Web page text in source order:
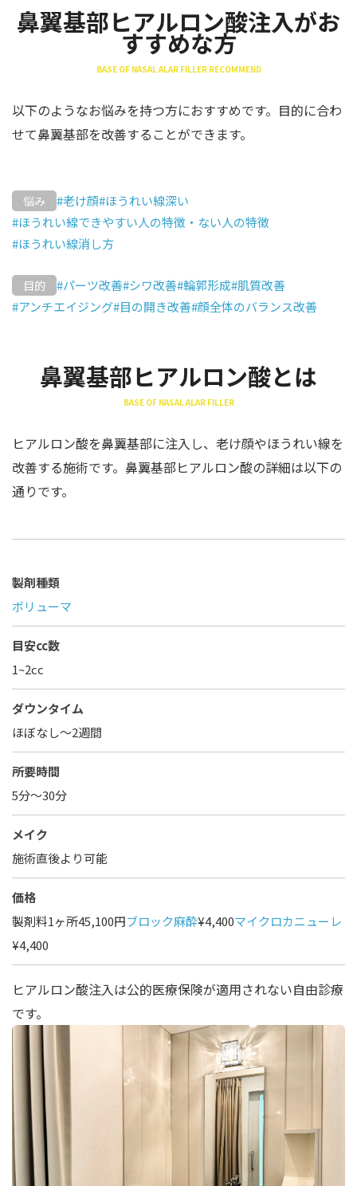
鼻翼基部ヒアルロン酸注入がお
すすめな方
BASE OF NASAL ALAR FILLER RECOMMEND
以下のようなお悩みを持つ方におすすめです。目的に合わ
せて鼻翼基部を改善することができます。
悩み #老け顔#ほうれい線深い
#ほうれい線できやすい人の特徴・ない人の特徴
#ほうれい線消し方
目的 #パーツ改善#シワ改善#輪郭形成#肌質改善
#アンチエイジング#目の開き改善#顔全体のバランス改善
鼻翼基部ヒアルロン酸とは
BASE OF NASAL ALAR FILLER
ヒアルロン酸を鼻翼基部に注入し、老け顔やほうれい線を
改善する施術です。鼻翼基部ヒアルロン酸の詳細は以下の
通りです。
製剤種類
ボリューマ
目安cc数
1~2cc
ダウンタイム
ほぼなし〜2週間
所要時間
5分～30分
メイク
施術直後より可能
価格
製剤料1ヶ所45,100円ブロック麻酔¥4,400マイクロカニューレ
¥4,400
ヒアルロン酸注入は公的医療保険が適用されない自由診療
です。